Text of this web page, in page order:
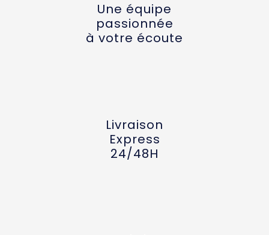
Une équipe
passionnée
à votre écoute
Livraison
Express
24/48H